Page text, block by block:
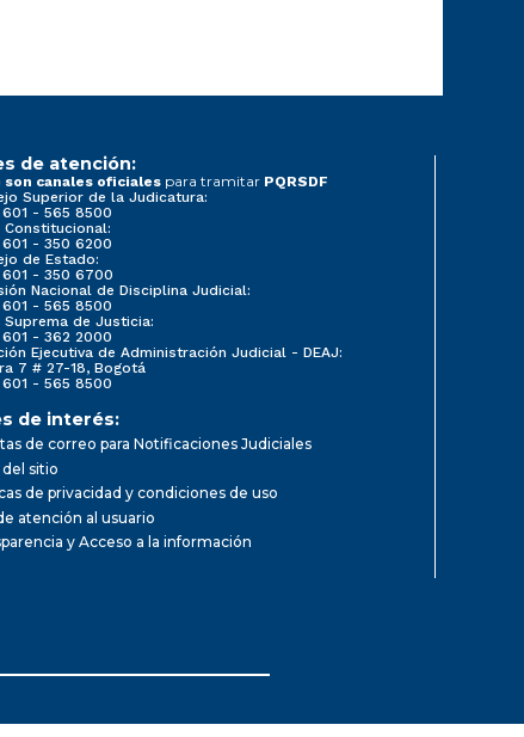
de atención:
son canales oficiales para tramitar PQRSDF
Superior de la Judicatura:
- 565 8500
Constitucional:
- 350 6200
de Estado:
601 - 350 6700
Nacional de Disciplina Judicial:
- 565 8500
Suprema de Justicia:
- 362 2000
Ejecutiva de Administración Judicial - DEAJ:
7 # 27-18, Bogotá
- 565 8500
de interés:
de correo para Notificaciones Judiciales
del sitio
de privacidad y condiciones de uso
atención al usuario
y Acceso a la información